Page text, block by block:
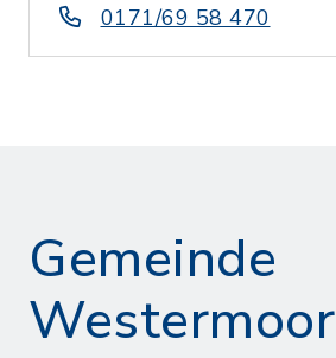
0171/69 58 470
Gemeinde
Westermoor